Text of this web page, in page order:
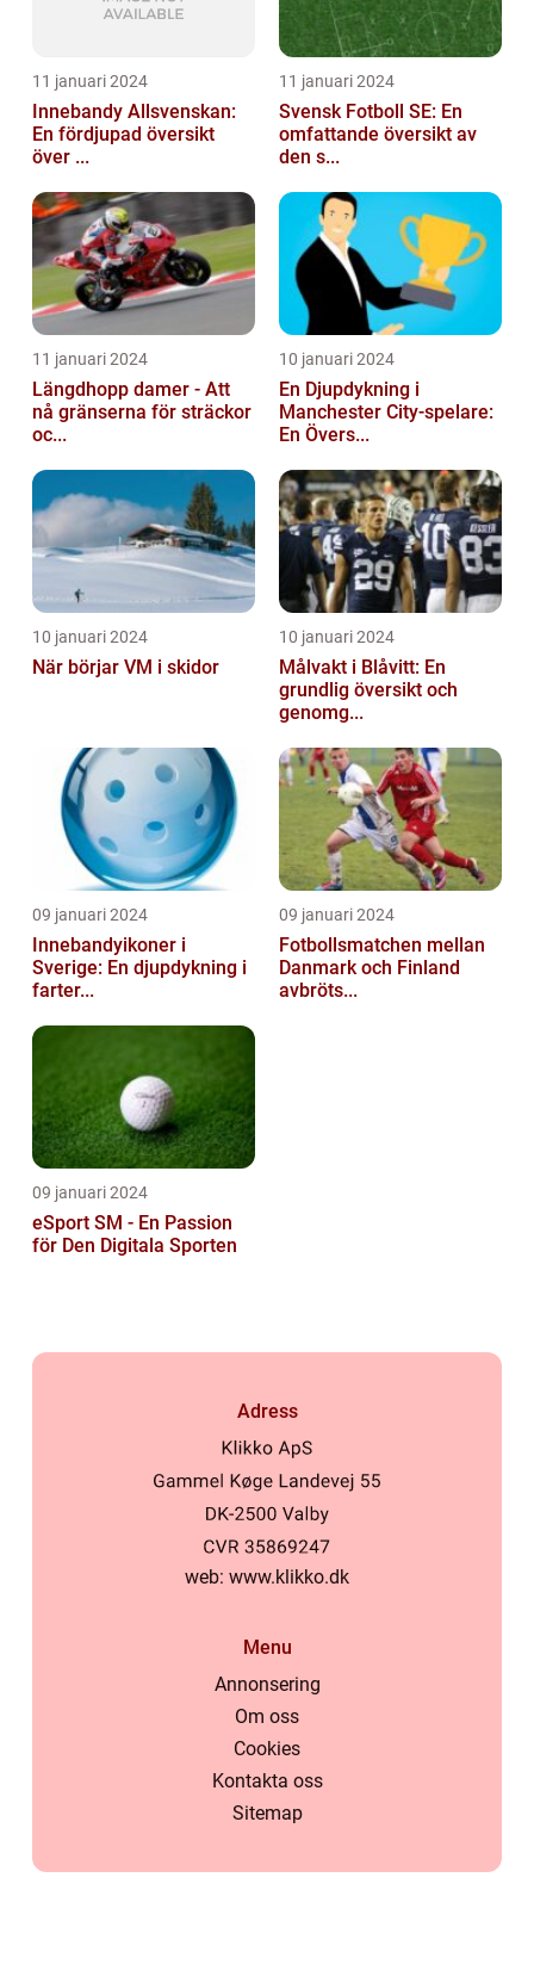
11 januari 2024
Innebandy Allsvenskan:
En fördjupad översikt
över ...
11 januari 2024
Svensk Fotboll SE: En
omfattande översikt av
den s...
11 januari 2024
Längdhopp damer - Att
nå gränserna för sträckor
oc...
10 januari 2024
En Djupdykning i
Manchester City-spelare:
En Övers...
10 januari 2024
När börjar VM i skidor
10 januari 2024
Målvakt i Blåvitt: En
grundlig översikt och
genomg...
09 januari 2024
Innebandyikoner i
Sverige: En djupdykning i
farter...
09 januari 2024
Fotbollsmatchen mellan
Danmark och Finland
avbröts...
09 januari 2024
eSport SM - En Passion
för Den Digitala Sporten
Adress
web: www.klikko.dk
Menu
Annonsering
Om oss
Cookies
Kontakta oss
Sitemap